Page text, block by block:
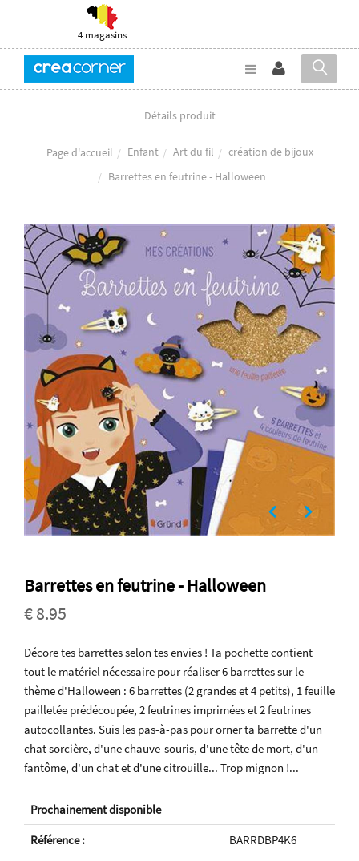
4 magasins
Détails produit
Page d'accueil Enfant Art du fil
création de bijoux
Barrettes en feutrine - Halloween
Barrettes en feutrine - Halloween
€ 8.95
Décore tes barrettes selon tes envies ! Ta pochette contient
tout le matériel nécessaire pour réaliser 6 barrettes sur le
thème d'Halloween : 6 barrettes (2 grandes et 4 petits), 1 feuille
pailletée prédécoupée, 2 feutrines imprimées et 2 feutrines
autocollantes. Suis les pas-à-pas pour orner ta barrette d'un
chat sorcière, d'une chauve-souris, d'une tête de mort, d'un
fantôme, d'un chat et d'une citrouille... Trop mignon !...
Prochainement disponible
Référence :
BARRDBP4K6